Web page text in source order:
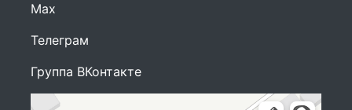
Max
Телеграм
Группа ВКонтакте